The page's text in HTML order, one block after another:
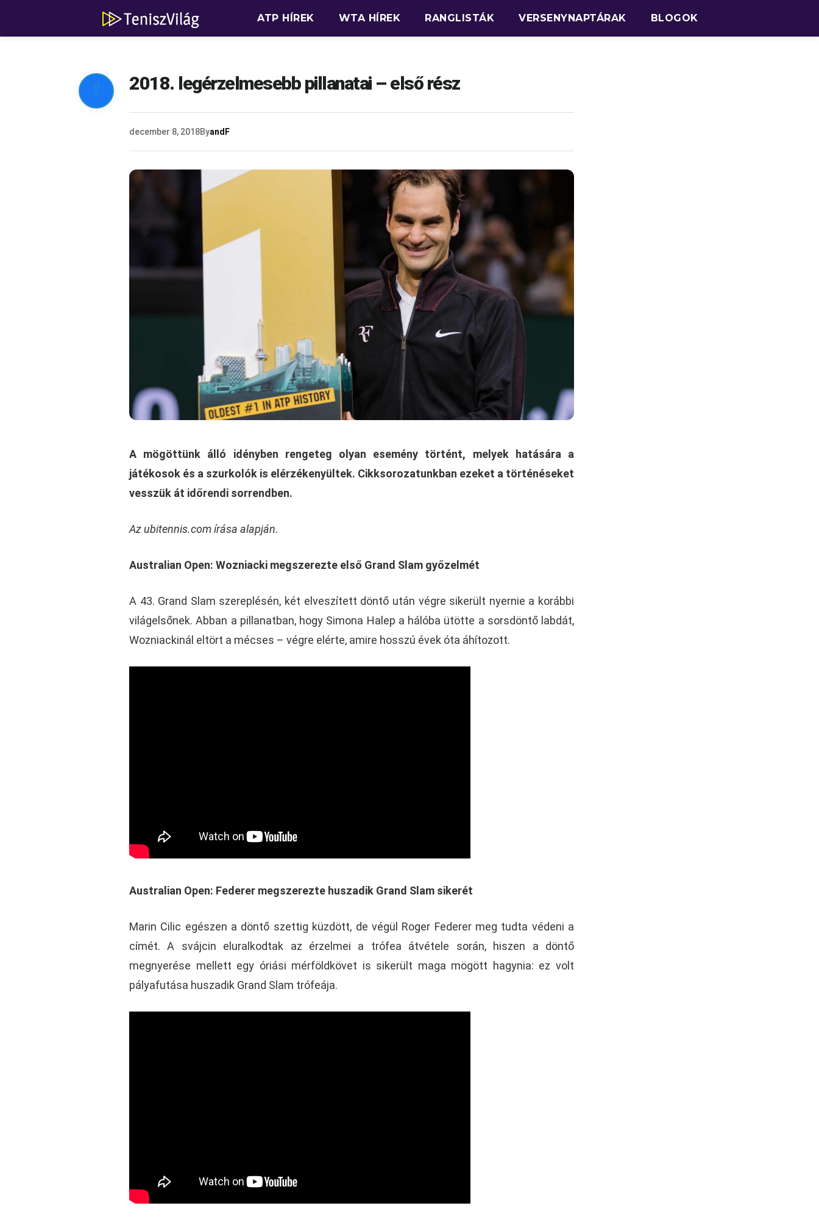
ATP HÍREK WTA HÍREK RANGLISTÁK VERSENYNAPTÁRAK BLOGOK
 2018. legérzelmesebb pillanatai – első rész
december 8, 2018ByandF
A mögöttünk álló idényben rengeteg olyan esemény történt, melyek hatására a
játékosok és a szurkolók is elérzékenyültek. Cikksorozatunkban ezeket a történéseket
vesszük át időrendi sorrendben.
Az ubitennis.com írása alapján.
Australian Open: Wozniacki megszerezte első Grand Slam győzelmét
A 43. Grand Slam szereplésén, két elveszített döntő után végre sikerült nyernie a korábbi
világelsőnek. Abban a pillanatban, hogy Simona Halep a hálóba ütötte a sorsdöntő labdát,
Wozniackinál eltört a mécses – végre elérte, amire hosszú évek óta áhítozott.
Australian Open: Federer megszerezte huszadik Grand Slam sikerét
Marin Cilic egészen a döntő szettig küzdött, de végül Roger Federer meg tudta védeni a
címét. A svájcin eluralkodtak az érzelmei a trófea átvétele során, hiszen a döntő
megnyerése mellett egy óriási mérföldkövet is sikerült maga mögött hagynia: ez volt
pályafutása huszadik Grand Slam trófeája.